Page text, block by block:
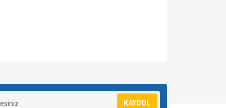
KAYDOL